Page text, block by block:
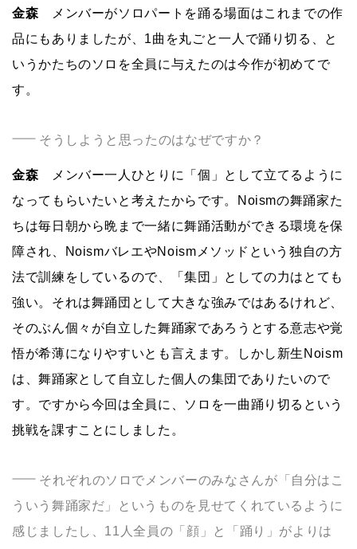
金森 メンバーがソロパートを踊る場面はこれまでの作
品にもありましたが、1曲を丸ごと一人で踊り切る、と
いうかたちのソロを全員に与えたのは今作が初めてで
す。
そうしようと思ったのはなぜですか？
金森 メンバー一人ひとりに「個」として立てるように
なってもらいたいと考えたからです。Noismの舞踊家た
ちは毎日朝から晩まで一緒に舞踊活動ができる環境を保
障され、NoismバレエやNoismメソッドという独自の方
法で訓練をしているので、「集団」としての力はとても
強い。それは舞踊団として大きな強みではあるけれど、
そのぶん個々が自立した舞踊家であろうとする意志や覚
悟が希薄になりやすいとも言えます。しかし新生Noism
は、舞踊家として自立した個人の集団でありたいので
す。ですから今回は全員に、ソロを一曲踊り切るという
挑戦を課すことにしました。
それぞれのソロでメンバーのみなさんが「自分はこ
ういう舞踊家だ」というものを見せてくれているように
感じましたし、11人全員の「顔」と「踊り」がよりは